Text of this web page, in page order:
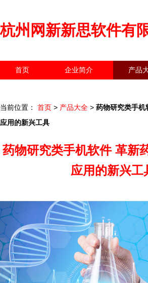
杭州网新新思软件有
首页 企业简介 产品
当前位置： 首页 > 产品大全 > 药物研究类手机
应用的新兴工具
药物研究类手机软件 革新
应用的新兴工